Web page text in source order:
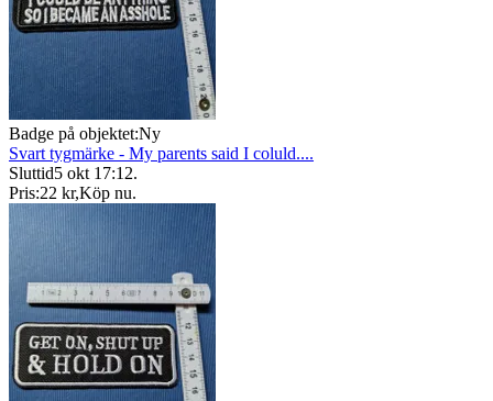
Badge på objektet:Ny
Svart tygmärke - My parents said I coluld....
Sluttid5 okt 17:12.
Pris:22 kr,Köp nu.